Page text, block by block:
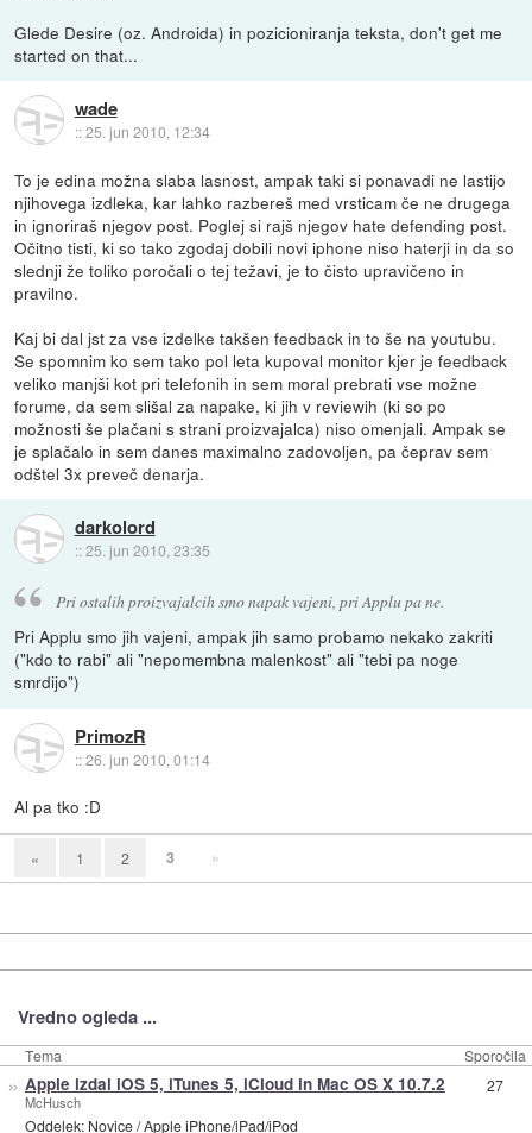
Glede Desire (oz. Androida) in pozicioniranja teksta, don't get me
started on that...
wade
::25. jun 2010, 12:34
To je edina možna slaba lasnost, ampak taki si ponavadi ne lastijo
njihovega izdleka, kar lahko razbereš med vrsticam če ne drugega
in ignoriraš njegov post. Poglej si rajš njegov hate defending post.
Očitno tisti, ki so tako zgodaj dobili novi iphone niso haterji in da so
slednji že toliko poročali o tej težavi, je to čisto upravičeno in
pravilno.
Kaj bi dal jst za vse izdelke takšen feedback in to še na youtubu.
Se spomnim ko sem tako pol leta kupoval monitor kjer je feedback
veliko manjši kot pri telefonih in sem moral prebrati vse možne
forume, da sem slišal za napake, ki jih v reviewih (ki so po
možnosti še plačani s strani proizvajalca) niso omenjali. Ampak se
je splačalo in sem danes maximalno zadovoljen, pa čeprav sem
odštel 3x preveč denarja.
darkolord
::25. jun 2010, 23:35
Pri ostalih proizvajalcih smo napak vajeni, pri Applu pa ne.
Pri Applu smo jih vajeni, ampak jih samo probamo nekako zakriti
("kdo to rabi" ali "nepomembna malenkost" ali "tebi pa noge
smrdijo")
PrimozR
::26. jun 2010, 01:14
Al pa tko :D
« 1 2 3 »
Vredno ogleda ...
Tema Sporočila
» Apple izdal iOS 5, iTunes 5, iCloud in Mac OS X 10.7.2
McHusch
Oddelek: Novice/Apple iPhone/iPad/iPod
27